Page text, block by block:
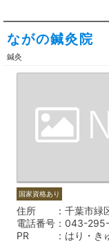
ながの鍼灸院
鍼灸
国家資格あり
住所
千葉市緑
電話番号
043-
PR
はり・き